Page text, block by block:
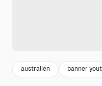
australien banner